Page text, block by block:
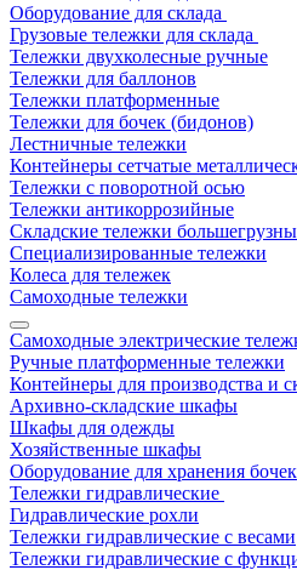
Оборудование для склада
Грузовые тележки для склада
Тележки двухколесные ручные
Тележки для баллонов
Тележки платформенные
Тележки для бочек (бидонов)
Лестничные тележки
Контейнеры сетчатые
Тележки с поворотной осью
Тележки антикоррозийные
Складские тележки
Специализированные тележки
Колеса для тележек
Самоходные тележки
Самоходные электрические
Ручные платформенные тележки
Контейнеры для производства и
Архивно-складские шкафы
Шкафы для одежды
Хозяйственные шкафы
Оборудование для хранения бочек
Тележки гидравлические
Гидравлические рохли
Тележки гидравлические с весами
Тележки гидравлические с